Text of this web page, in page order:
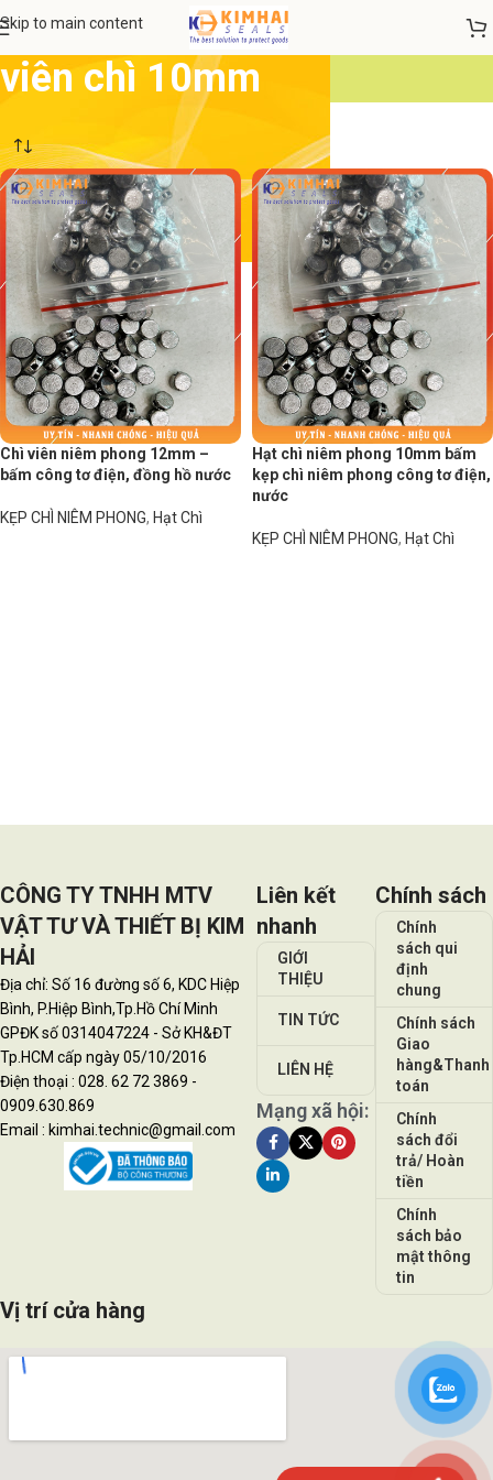
Skip to main content
viên chì 10mm
Chì viên niêm phong 12mm –
bấm công tơ điện, đồng hồ nước
KẸP CHÌ NIÊM PHONG, Hạt Chì
Hạt chì niêm phong 10mm bấm
kẹp chì niêm phong công tơ điện,
nước
KẸP CHÌ NIÊM PHONG, Hạt Chì
CÔNG TY TNHH MTV
VẬT TƯ VÀ THIẾT BỊ KIM
HẢI
Địa chỉ: Số 16 đường số 6, KDC Hiệp
Bình, P.Hiệp Bình,Tp.Hồ Chí Minh
GPĐK số 0314047224 - Sở KH&ĐT
Tp.HCM cấp ngày 05/10/2016
Điện thoại : 028. 62 72 3869 -
0909.630.869
Email : kimhai.technic@gmail.com
Liên kết
nhanh
GIỚI
THIỆU
TIN TỨC
LIÊN HỆ
Mạng xã hội:
Chính sách
Chính
sách qui
định
chung
Chính sách
Giao
hàng&Thanh
toán
Chính
sách đổi
trả/ Hoàn
tiền
Chính
sách bảo
mật thông
tin
Vị trí cửa hàng